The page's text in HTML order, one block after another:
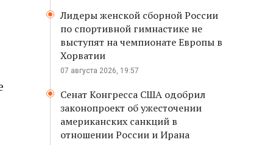
Лидеры женской сборной России
по спортивной гимнастике не
выступят на чемпионате Европы в
Хорватии
07 августа 2026, 19:57
Сенат Конгресса США одобрил
законопроект об ужесточении
американских санкций в
отношении России и Ирана